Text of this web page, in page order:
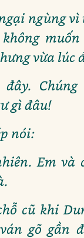
ngùng
vừa lúc
Chúng
gì đâu!
nói:
Em và
cũ khi
gõ gần